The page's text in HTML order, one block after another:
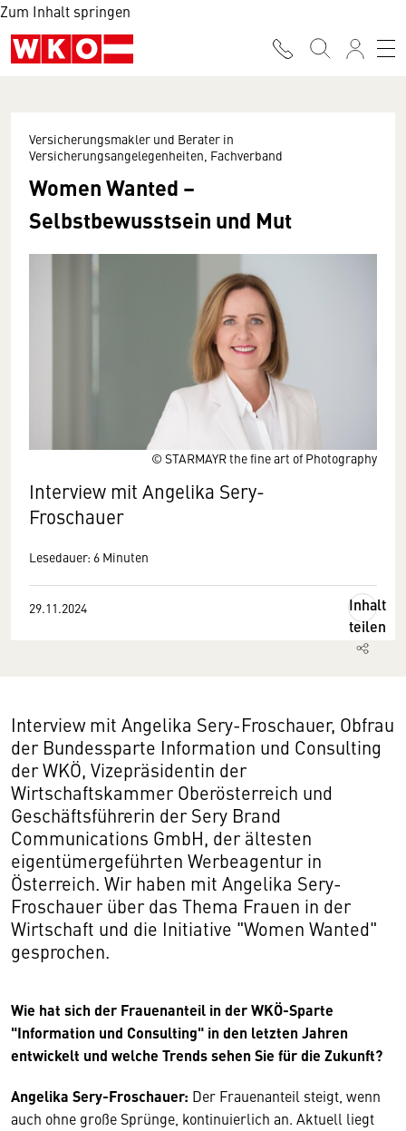
Zum Inhalt springen
© STARMAYR the fine art of Photography
Versicherungsmakler und Berater in
Versicherungsangelegenheiten, Fachverband
Women Wanted –
Selbstbewusstsein und Mut
Interview mit Angelika Sery-
Froschauer
Lesedauer: 6 Minuten
29.11.2024
Inhalt
teilen
Interview mit Angelika Sery-Froschauer, Obfrau
der Bundessparte Information und Consulting
der WKÖ, Vizepräsidentin der
Wirtschaftskammer Oberösterreich und
Geschäftsführerin der Sery Brand
Communications GmbH, der ältesten
eigentümergeführten Werbeagentur in
Österreich. Wir haben mit Angelika Sery-
Froschauer über das Thema Frauen in der
Wirtschaft und die Initiative "Women Wanted"
gesprochen.
Wie hat sich der Frauenanteil in der WKÖ-Sparte
"Information und Consulting" in den letzten Jahren
entwickelt und welche Trends sehen Sie für die Zukunft?
Angelika Sery-Froschauer: Der Frauenanteil steigt, wenn
auch ohne große Sprünge, kontinuierlich an. Aktuell liegt